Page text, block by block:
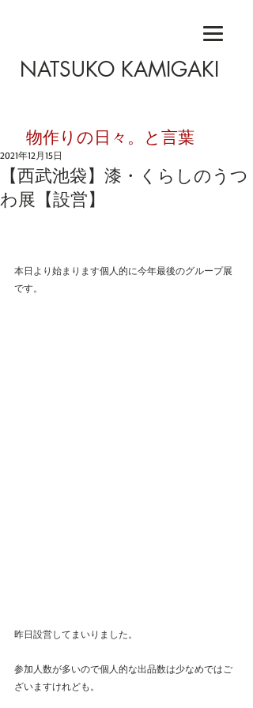
NATSUKO KAMIGAKI
​物作りの日々。と言葉
【西武池袋】漆・くらしのうつ
わ展【設営】
2021年12月15日
本日より始まります個人的に今年最後のグループ展
です。
昨日設営してまいりました。
参加人数が多いので個人的な出品数は少なめではご
ざいますけれども。